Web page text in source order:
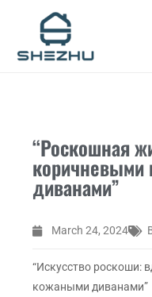
content
“Роскошная
диванами”
March 24, 2024
“Искусство роскоши:
кожаными диванами”